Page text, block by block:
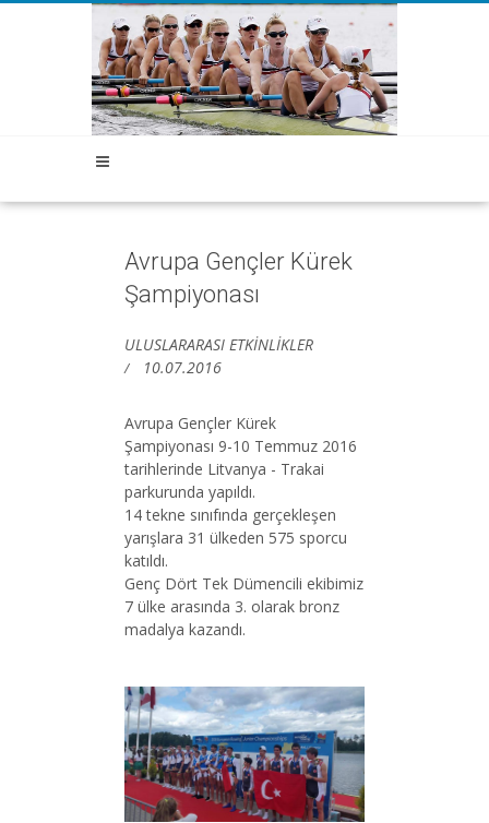
Avrupa Gençler Kürek
Şampiyonası
ULUSLARARASI ETKİNLİKLER
10.07.2016
Avrupa Gençler Kürek
Şampiyonası 9-10 Temmuz 2016
tarihlerinde Litvanya - Trakai
parkurunda yapıldı.
14 tekne sınıfında gerçekleşen
yarışlara 31 ülkeden 575 sporcu
katıldı.
Genç Dört Tek Dümencili ekibimiz
7 ülke arasında 3. olarak bronz
madalya kazandı.